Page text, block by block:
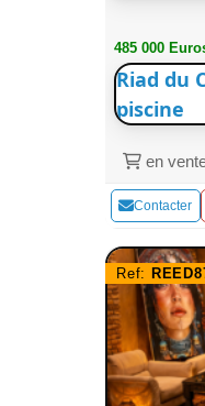
485 000
Riad du
piscine
en
Contacter
Ref: